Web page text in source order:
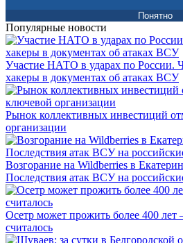
Понятно
Популярные новости
Участие НАТО в ударах по России.
хакеры в документах об атаках ВСУ
Рынок коллективных инвестиций
организации
Возгорание на Wildberries в
Последствия атак ВСУ на
Осетр может прожить более 400
считалось